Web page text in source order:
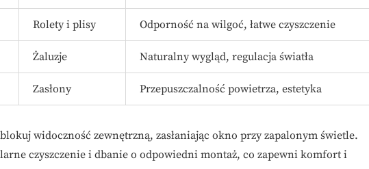
Rolety i plisy Odporność na wilgoć, łatwe czyszczenie
Żaluzje Naturalny wygląd, regulacja światła
Zasłony Przepuszczalność powietrza, estetyka
widoczność zewnętrzną, zasłaniając okno przy zapalonym świetle.
czyszczenie i dbanie o odpowiedni montaż, co zapewni komfort i